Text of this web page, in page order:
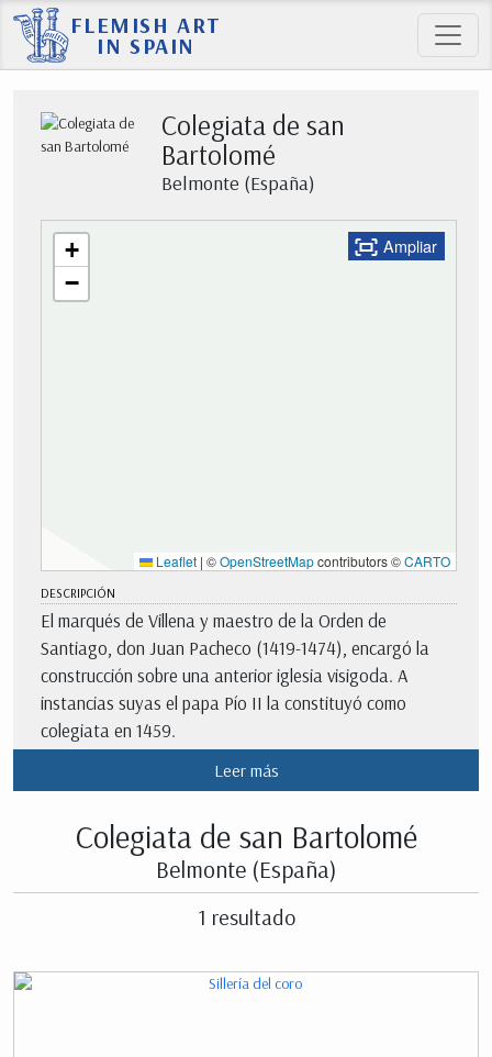
FLEMISH ART
IN SPAIN
Colegiata de san
Bartolomé
Belmonte (España)
Ampliar
+
−
Leaflet | ©OpenStreetMapcontributors ©CARTO
DESCRIPCIÓN
El marqués de Villena y maestro de la Orden de
Santiago, don Juan Pacheco (1419-1474), encargó la
construcción sobre una anterior iglesia visigoda. A
instancias suyas el papa Pío II la constituyó como
colegiata en 1459.
Las obras abarcaron los cuatro siglos siguientes con la
participación de los maestros mas importantes que
podían encontrase en Castilla. Las familias nobles de
Belmonte construyeron capillas laterales en la iglesia y la
decoraron con magnificencia. En el siglo XVIII el cabildo
de Cuenca que es probablemente la más antigua sillería
Leer más
Colegiata de san Bartolomé
Belmonte (España)
1 resultado